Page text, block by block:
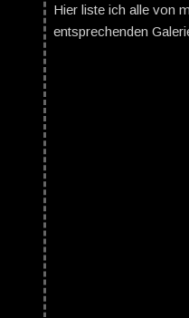
Hier liste ich alle von
entsprechenden